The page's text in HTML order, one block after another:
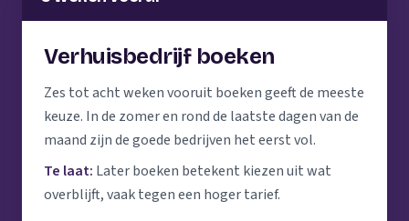
Verhuisbedrijf boeken
Zes tot acht weken vooruit boeken geeft de meeste
keuze. In de zomer en rond de laatste dagen van de
maand zijn de goede bedrijven het eerst vol.
Te laat: Later boeken betekent kiezen uit wat
overblijft, vaak tegen een hoger tarief.